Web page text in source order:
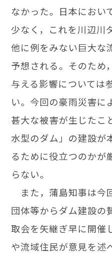
なかった。日本におい
少なく，これを川辺川
他に例をみない巨大な
予想される。そのため
与える影響については
い。今回の豪雨災害に
甚大な被害が生じたこ
水型のダム」の建設が
るために役立つのかが
らない。
また，蒲島知事は今
団体等からダム建設の
取会を矢継ぎ早に開催
や流域住民が意見を述